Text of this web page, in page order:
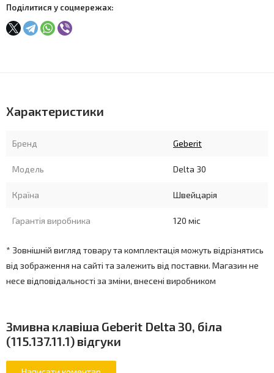
Поділитися у соцмережах:
Характеристики
Бренд Geberit
Модель Delta 30
Країна Швейцарія
Гарантія виробника 120 міс
* Зовнішній вигляд товару та комплектація можуть відрізнятись
від зображення на сайті та залежить від поставки. Магазин не
несе відповідальності за зміни, внесені виробником
Змивна клавіша Geberit Delta 30, біла
(115.137.11.1) відгуки